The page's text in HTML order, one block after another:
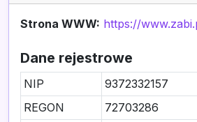
Strona WWW: https://
Dane rejestrowe
NIP
9372332157
REGON
72703286